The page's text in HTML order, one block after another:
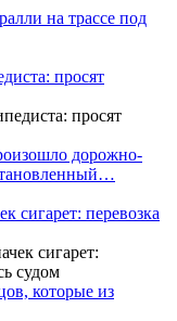
на трассе под
просят
дорожно-
сигарет: перевозка
которые из